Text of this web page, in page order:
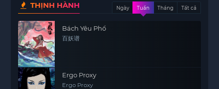
THỊNH HÀNH Ngày Tuần Tháng Tất cả
Bách Yêu Phổ
百妖谱
Ergo Proxy
Ergo Proxy